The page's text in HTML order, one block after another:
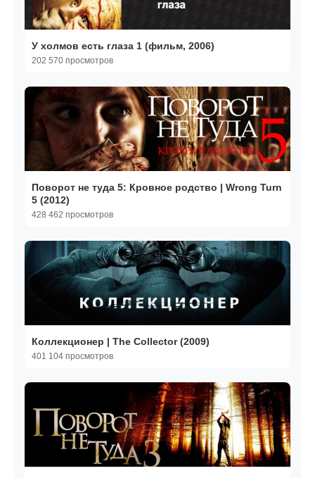
У холмов есть глаза 1 (фильм, 2006)
202 570 просмотров
Поворот не туда 5: Кровное родство | Wrong Turn
5 (2012)
428 462 просмотров
Коллекционер | The Collector (2009)
401 104 просмотров